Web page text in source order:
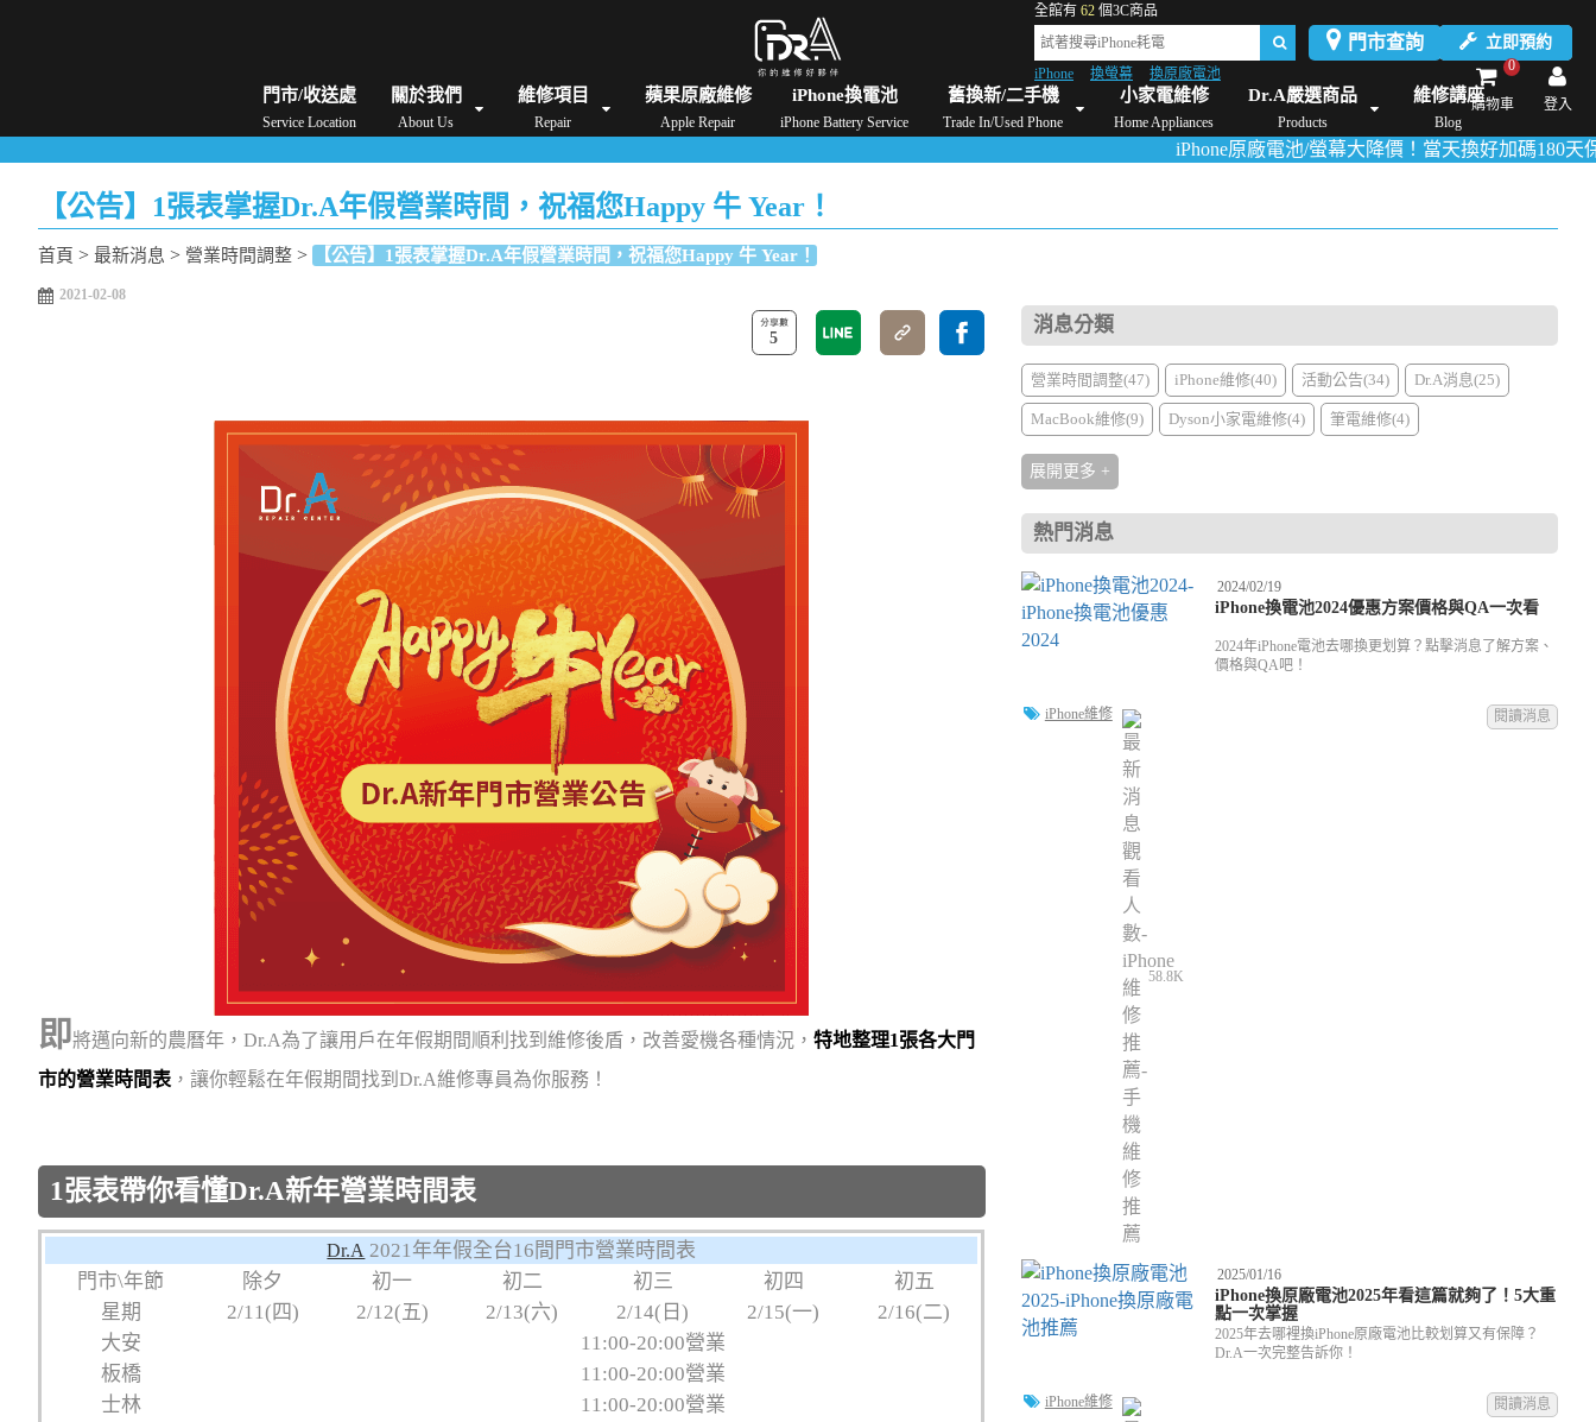
門市查詢 立即預約
全館有 62 個3C商品
iPhone 換螢幕
換原廠電池
登入
0
購物車
門市/收送處
Service Location
關於我們
About Us
維修項目
Repair
蘋果原廠維修
Apple Repair
iPhone換電池
iPhone Battery Service
舊換新/二手機
Trade In/Used Phone
小家電維修
Home Appliances
Dr.A嚴選商品
Products
維修講座
Blog
Android手機維修/價格 MacBook維修/價格 iPad維修/價格 Switch維修/價格 Apple Watch維修/價格 AirPods維修/價格 Dyson維修/價格 Mac Mini維修/價格 iMac維修/價格 Xbox維修/價格 伊萊
iPhone原廠電池/螢幕大降價！當天換好加碼180天保固！活
【公告】1張表掌握Dr.A年假營業時間，祝福您Happy 牛 Year！
首頁 > 最新消息 > 營業時間調整 > 【公告】1張表掌握Dr.A年假營業時間，祝福您Happy 牛 Year！
2021-02-08
5
即將邁向新的農曆年，Dr.A為了讓用戶在年假期間順利找到維修後盾，改善愛機各種情況， 特地整理1張各大門
市的營業時間表 ，讓你輕鬆在年假期間找到Dr.A維修專員為你服務！
1張表帶你看懂Dr.A新年營業時間表
Dr.A 2021年年假全台16間門市營業時間表
門市\年節
除夕 初一 初二 初三 初四
初五
星期
2/11(四) 2/12(五) 2/13(六) 2/14(日) 2/15(一)
2/16(二)
大安
11:00-20:00營業
板橋
11:00-20:00營業
士林
11:00-20:00營業
消息分類
營業時間調整(47) iPhone維修(40) 活動公告(34) Dr.A消息(25)
MacBook維修(9) Dyson小家電維修(4) 筆電維修(4)
展開更多 +
熱門消息
2024/02/19
iPhone換電池2024優惠方案價格與QA一次看
2024年iPhone電池去哪換更划算？點擊消息了解方案、
價格與QA吧！
iPhone維修
58.8K
閱讀消息
2025/01/16
iPhone換原廠電池2025年看這篇就夠了！5大重
點一次掌握
2025年去哪裡換iPhone原廠電池比較划算又有保障？
Dr.A一次完整告訴你！
iPhone維修 閱讀消息